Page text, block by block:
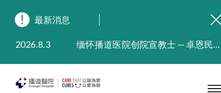
最新消息
2026.8.3
缅怀播道医院创院宣教士 — 卓恩民医生香港追思会
2025.9.23
本院在暴雨或台风警告信号 (包括黑色暴雨及8号或以上热带气旋警告信号) 下，仍会维持有限度服务。如有查询，可致电2711 5222。